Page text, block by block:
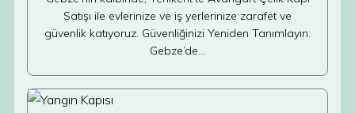
Satışı ile evlerinize ve iş yerlerinize zarafet ve
güvenlik katıyoruz. Güvenliğinizi Yeniden Tanımlayın:
Gebze’de…